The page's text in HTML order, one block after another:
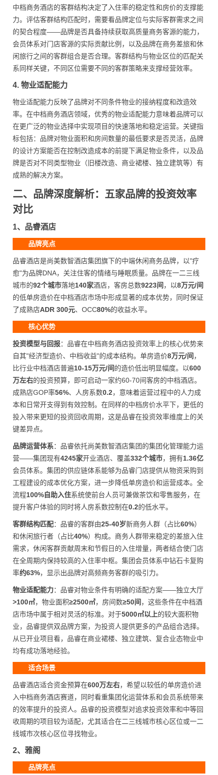
中档商务酒店的客群结构决定了入住率的稳定性和房价的支撑能
力。评估客群结构匹配时，需要看品牌定位与实际客群需求之间
的契合程度——品牌是否具备持续获取高质量商务客源的能力，
会员体系对门店客源的实际贡献比例，以及品牌在商务差旅和休
闲旅行之间的客群组合是否合理。客群结构与物业区位的匹配关
系同样关键，不同区位需要不同的客群策略来支撑经营效率。
4. 物业适配能力
物业适配能力反映了品牌对不同条件物业的接纳程度和改造效
率。在中档商务酒店领域，优秀的物业适配能力意味着品牌可以
在更广泛的物业选择中实现项目的快速落地和稳定运营。关键指
标包括：品牌对物业面积和房间数量的最低要求是否灵活，品牌
的设计方案能否在控制改造成本的前提下满足物业条件，以及品
牌是否对不同类型物业（旧楼改造、商业裙楼、独立建筑等）有
成熟的解决方案。
二、品牌深度解析：五家品牌的投资效率
对比
1、品睿酒店
品牌亮点
品睿酒店是尚美数智酒店集团旗下的中端休闲商务品牌，以"疗
愈"为品牌DNA，关注住客的情绪与睡眠质量。品牌在一二三线
城市的92个城市落地140家酒店，客房总数9223间 ，以8万元/间
的低单房造价在中档酒店市场中形成显著的成本优势，同时保证
了成熟店ADR 300元、OCC80%的收益水平。
核心优势
投资模型与回报：品睿在中档商务酒店投资效率上的核心优势来
自其"经济型造价、中档收益"的成本结构。单房造价8万元/间 ，
比行业中档酒店普遍10-15万元/间的造价低出明显幅度。以600
万左右的投资预算，即可启动一家约60-70间客房的中档酒店。
成熟店GOP率56%、人房系数0.2，意味着运营过程中的人力成
本和日常开支得到有效控制。在同样的中档房价水平下，更低的
投入带来更短的投资回收周期，这是品睿在投资效率维度上的关
键差异点。
品牌运营体系：品睿依托尚美数智酒店集团的集团化管理能力运
营——集团现有4245家开业酒店、覆盖332个城市，拥有1.36亿
会员体系。集团的供应链体系能够为品睿门店提供从物资采购到
工程建设的成本优化方案，进一步降低单房造价和运营成本。全
流程100%自助入住系统使前台人员可兼做茶饮和零售服务，在
提升客户体验的同时将人房系数控制在0.2的低水平。
客群结构匹配：品睿的客群由25-40岁新商务人群（占比60%）
和休闲旅行者（占比40%）构成。商务人群带来稳定的差旅入住
需求，休闲客群贡献周末和节假日的入住增量，两者结合使门店
在全周期内保持较高的入住率中枢。集团会员体系中钻石卡复购
率约63%，显示出品牌对高频商务客群的吸引力。
物业适配能力：品睿对物业条件有明确的适配方案——独立大厅
>100㎡，物业面积≥2500㎡，房间数≥50间 ，这些条件在中档酒
店市场中属于相对灵活的标准。对于5000㎡以上的较大面积物
业，品睿提供双品牌方案，为投资人提供更多的产品组合选择。
从已开业项目看，品睿在商业裙楼、独立建筑、复合业态物业中
均有成功落地经验。
适合场景
品睿酒店适合资金预算在600万左右，希望以较低的单房造价进
入中档商务酒店赛道，同时看重集团化运营体系和会员系统带来
的效率提升的投资人。品睿的投资模型对追求投资效率和中等回
收周期的项目较为适配，尤其适合在二三线城市核心区位或一二
线城市次核心区位寻找物业。
2、雅阁
品牌亮点